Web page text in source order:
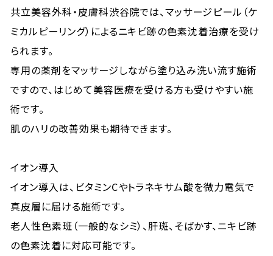
共立美容外科・皮膚科渋谷院では、マッサージピール（ケ
ミカルピーリング）によるニキビ跡の色素沈着治療を受け
られます。
専用の薬剤をマッサージしながら塗り込み洗い流す施術
ですので、はじめて美容医療を受ける方も受けやすい施
術です。
肌のハリの改善効果も期待できます。
イオン導入
イオン導入は、ビタミンCやトラネキサム酸を微力電気で
真皮層に届ける施術です。
老人性色素班（一般的なシミ）、肝斑、そばかす、ニキビ跡
の色素沈着に対応可能です。